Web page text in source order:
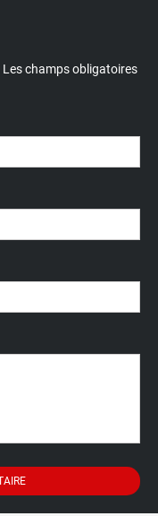
Les champs obligatoires